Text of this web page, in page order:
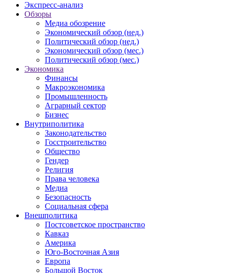
Экспресс-анализ
Обзоры
Медиа обозрение
Экономический обзор (нед.)
Политический обзор (нед.)
Экономический обзор (мес.)
Политический обзор (мес.)
Экономика
Финансы
Макроэкономика
Промышленность
Аграрный сектор
Бизнес
Внутриполитика
Законодательство
Госстроительство
Общество
Гендер
Религия
Права человека
Медиа
Безопасность
Социальная сфера
Внешполитика
Постсоветское пространство
Кавказ
Америка
Юго-Восточная Азия
Европа
Большой Восток